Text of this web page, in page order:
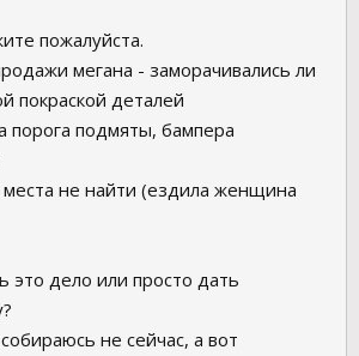
пожалуйста.
мегана - заморачивались ли
покраской деталей
порога подмяты, бампера
не найти (ездила женщина
это дело или просто дать
не сейчас, а вот